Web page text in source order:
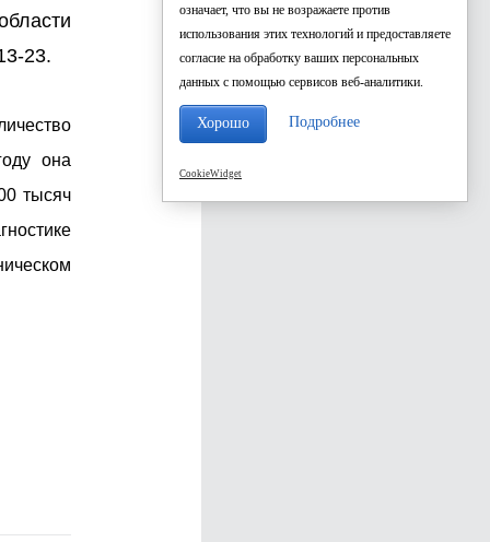
23.
она
тысяч
означает, что вы не возражаете против
использования этих технологий и предоставляете
согласие на обработку ваших персональных
данных с помощью сервисов веб-аналитики.
Хорошо Подробнее
CookieWidget